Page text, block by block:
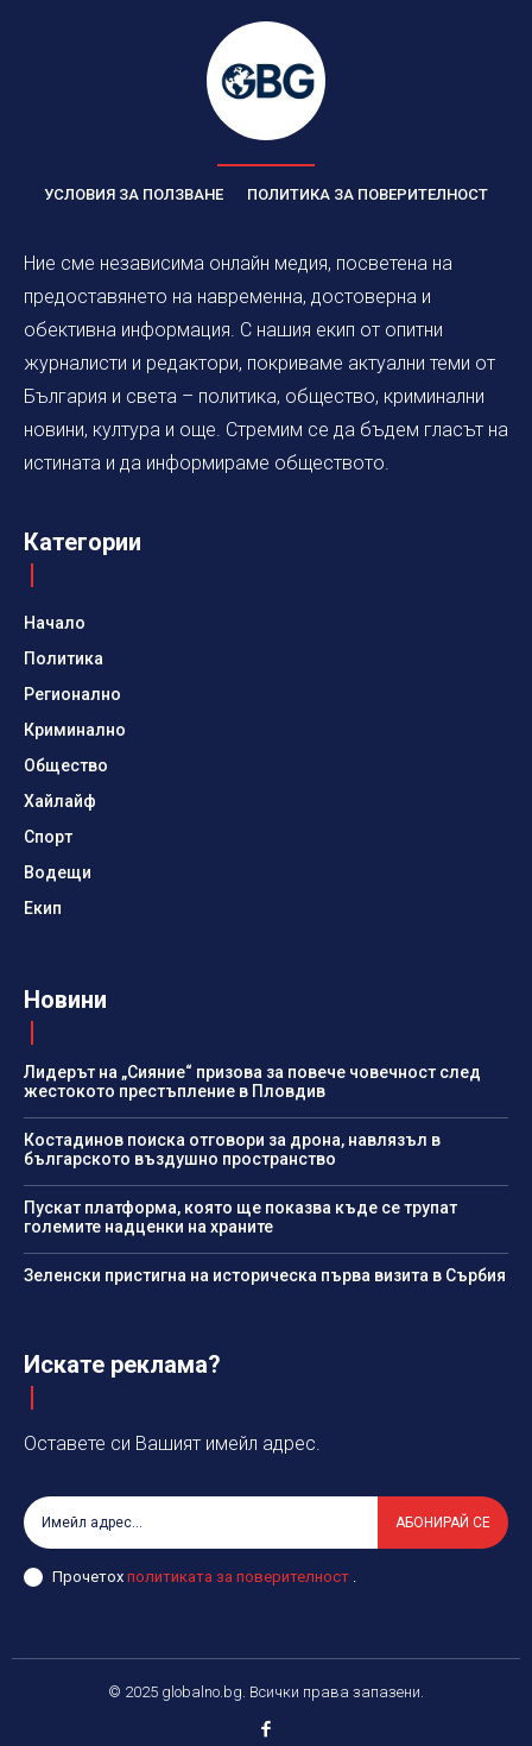
УСЛОВИЯ ЗА ПОЛЗВАНЕ ПОЛИТИКА ЗА ПОВЕРИТЕЛНОСТ
Ние сме независима онлайн медия, посветена на
предоставянето на навременна, достоверна и
обективна информация. С нашия екип от опитни
журналисти и редактори, покриваме актуални теми от
България и света – политика, общество, криминални
новини, култура и още. Стремим се да бъдем гласът на
истината и да информираме обществото.
Категории
Начало
Политика
Регионално
Криминално
Общество
Хайлайф
Спорт
Водещи
Екип
Новини
Лидерът на „Сияние“ призова за повече човечност след
жестокото престъпление в Пловдив
Костадинов поиска отговори за дрона, навлязъл в
българското въздушно пространство
Пускат платформа, която ще показва къде се трупат
големите надценки на храните
Зеленски пристигна на историческа първа визита в Сърбия
Искате реклама?
Оставете си Вашият имейл адрес.
АБОНИРАЙ СЕ
Прочетох политиката за поверителност
© 2025 globalno.bg. Всички права запазени.